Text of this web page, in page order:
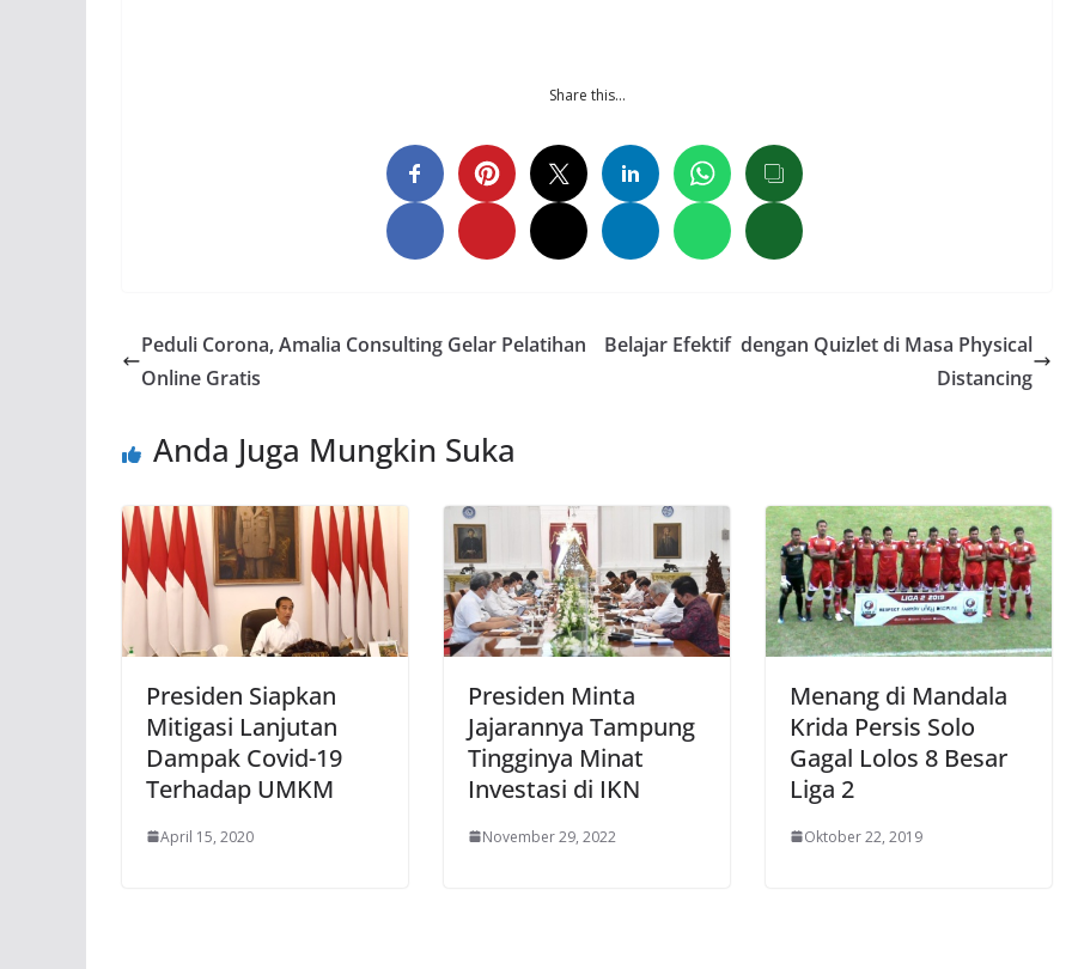
Share this…
Peduli Corona, Amalia Consulting Gelar Pelatihan
Online Gratis
Belajar Efektif dengan Quizlet di Masa Physical
Distancing
Anda Juga Mungkin Suka
Presiden Siapkan
Mitigasi Lanjutan
Dampak Covid-19
Terhadap UMKM
April 15, 2020
Presiden Minta
Jajarannya Tampung
Tingginya Minat
Investasi di IKN
November 29, 2022
Menang di Mandala
Krida Persis Solo
Gagal Lolos 8 Besar
Liga 2
Oktober 22, 2019